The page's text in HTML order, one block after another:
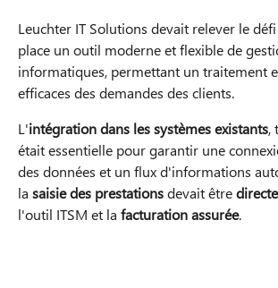
Leuchter IT Solutions devait relever le
place un outil moderne et flexible de
informatiques, permettant un traitement
efficaces des demandes des clients.
L'intégration dans les systèmes existants,
était essentielle pour garantir une
des données et un flux d'informations
la saisie des prestationsdevait être
l'outil ITSM et la facturation assurée.